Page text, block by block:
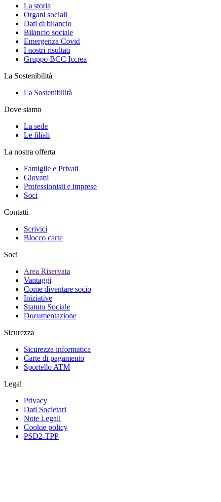
La storia
Organi sociali
Dati di bilancio
Bilancio sociale
Emergenza Covid
I nostri risultati
Gruppo BCC Iccrea
La Sostenibilità
La Sostenibilità
Dove siamo
La sede
Le filiali
La nostra offerta
Famiglie e Privati
Giovani
Professionisti e imprese
Soci
Contatti
Scrivici
Blocco carte
Soci
Area Riservata
Vantaggi
Come diventare socio
Iniziative
Statuto Sociale
Documentazione
Sicurezza
Sicurezza informatica
Carte di pagamento
Sportello ATM
Legal
Privacy
Dati Societari
Note Legali
Cookie policy
PSD2-TPP